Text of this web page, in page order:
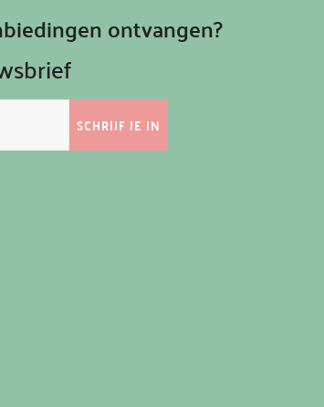
ontvangen?